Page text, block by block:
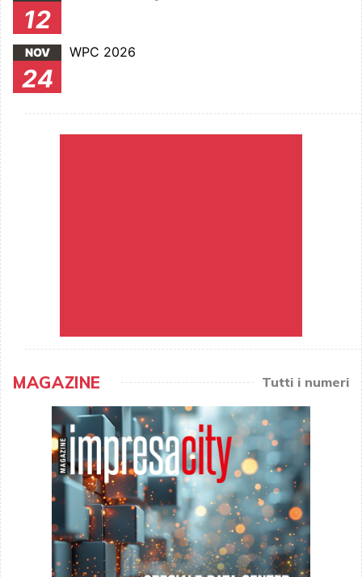
12
NOV
24
WPC 2026
MAGAZINE Tutti i numeri